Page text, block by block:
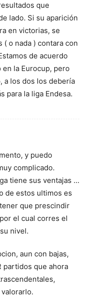
que
lado. Si su aparición
en victorias, se
( o nada ) contara con
de acuerdo
la Eurocup, pero
a los dos los debería
para la liga Endesa.
y puedo
complicado.
tiene sus ventajas …
de estos ultimos es
que prescindir
el cual corres el
nivel.
aun con bajas,
partidos que ahora